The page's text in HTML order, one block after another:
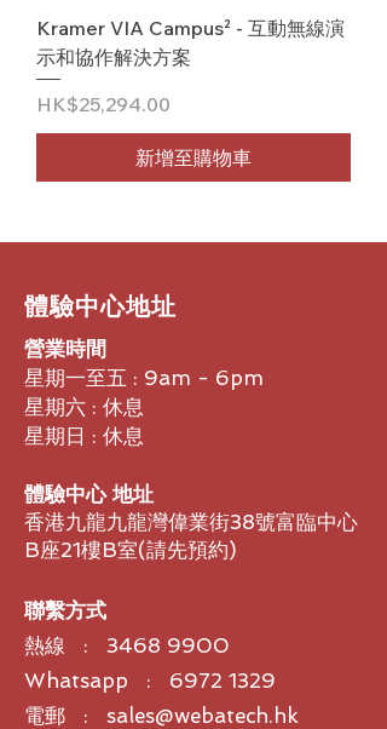
Kramer VIA Campus² - 互動無線演
示和協作解決方案
價格
HK$25,294.00
新增至購物車
​體驗中心地址
營業時間
星期一至五 : 9am - 6pm
星期六 : 休息
星期日 : 休息
體驗中心 地址
香港九龍九龍灣偉業街38號富臨中心
B座21樓B室​(請先預約)
聯繫方式
熱線 : 3468 9900
Whatsapp : 6972 1329
電郵 : sales@webatech.hk